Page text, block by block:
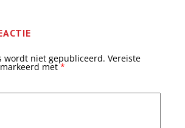
wordt niet gepubliceerd. Vereiste
met*